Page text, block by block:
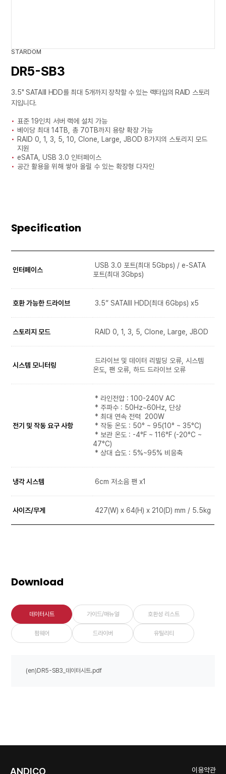
STARDOM
DR5-SB3
3.5" SATAIII HDD를 최대 5개까지 장착할 수 있는 랙타입의 RAID 스토리
지입니다.
표준 19인치 서버 랙에 설치 가능
베이당 최대 14TB, 총 70TB까지 용량 확장 가능
RAID 0, 1, 3, 5, 10, Clone, Large, JBOD 8가지의 스토리지 모드
지원
eSATA, USB 3.0 인터페이스
공간 활용을 위해 쌓아 올릴 수 있는 확장형 다자인
Specification
인터페이스
USB 3.0 포트(최대 5Gbps) / e-SATA
포트(최대 3Gbps)
호환 가능한 드라이브 3.5” SATAIII HDD(최대 6Gbps) x5
스토리지 모드 RAID 0, 1, 3, 5, Clone, Large, JBOD
시스템 모니터링
드라이브 및 데이터 리빌딩 오류, 시스템
온도, 팬 오류, 하드 드라이브 오류
전기 및 작동 요구 사항
* 라인전압 : 100-240V AC
* 주파수 : 50Hz~60Hz, 단상
* 최대 연속 전력 200W
* 작동 온도 : 50° ~ 95(10° ~ 35°C)
* 보관 온도 : -4°F ~ 116°F (-20°C ~
47°C)
* 상대 습도 : 5%~95% 비응축
냉각 시스템 6cm 저소음 팬 x1
사이즈/무게 427(W) x 64(H) x 210(D) mm / 5.5kg
Download
데이터시트 가이드/매뉴얼 호환성 리스트
펌웨어 드라이버 유틸리티
(en)DR5-SB3_데이터시트.pdf
ANDICO 이용약관